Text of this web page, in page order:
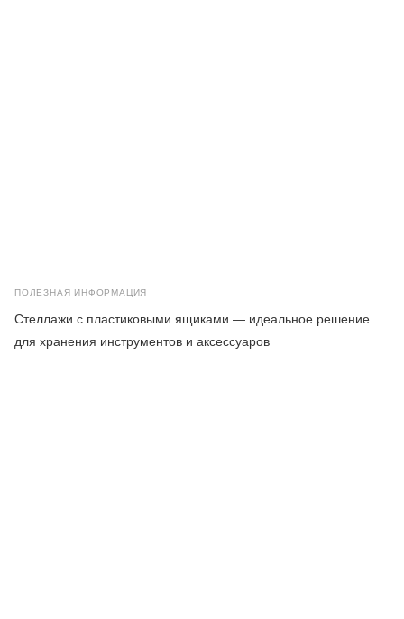
ПОЛЕЗНАЯ ИНФОРМАЦИЯ
Стеллажи с пластиковыми ящиками — идеальное решение
для хранения инструментов и аксессуаров